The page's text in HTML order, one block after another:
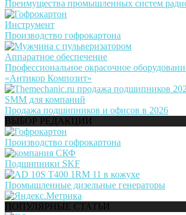
Преимущества промышленных систем
Инструмент
Производство гофрокартона
Аппаратное обеспечение
Профессиональное окрасочное
«Антикор Композит»
SMM для компаний
Продажа подшипников и офисов в 2026
ВЫБОР РЕДАКЦИИ
Производство гофрокартона
Подшипники SKF
Промышленные дизельные генераторы
ПОПУЛЯРНЫЕ СТАТЬИ